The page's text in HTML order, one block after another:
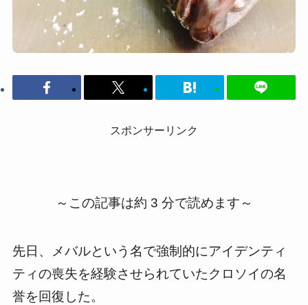
スポンサーリンク
～この記事は約 3 分で読めます～
先日、メバルという名で強制的にアイデンティ
ティの喪失を経験させられていたクロソイの名
誉を回復した。